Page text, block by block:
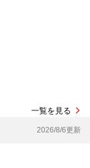
一覧を見る
2026/8/6更新